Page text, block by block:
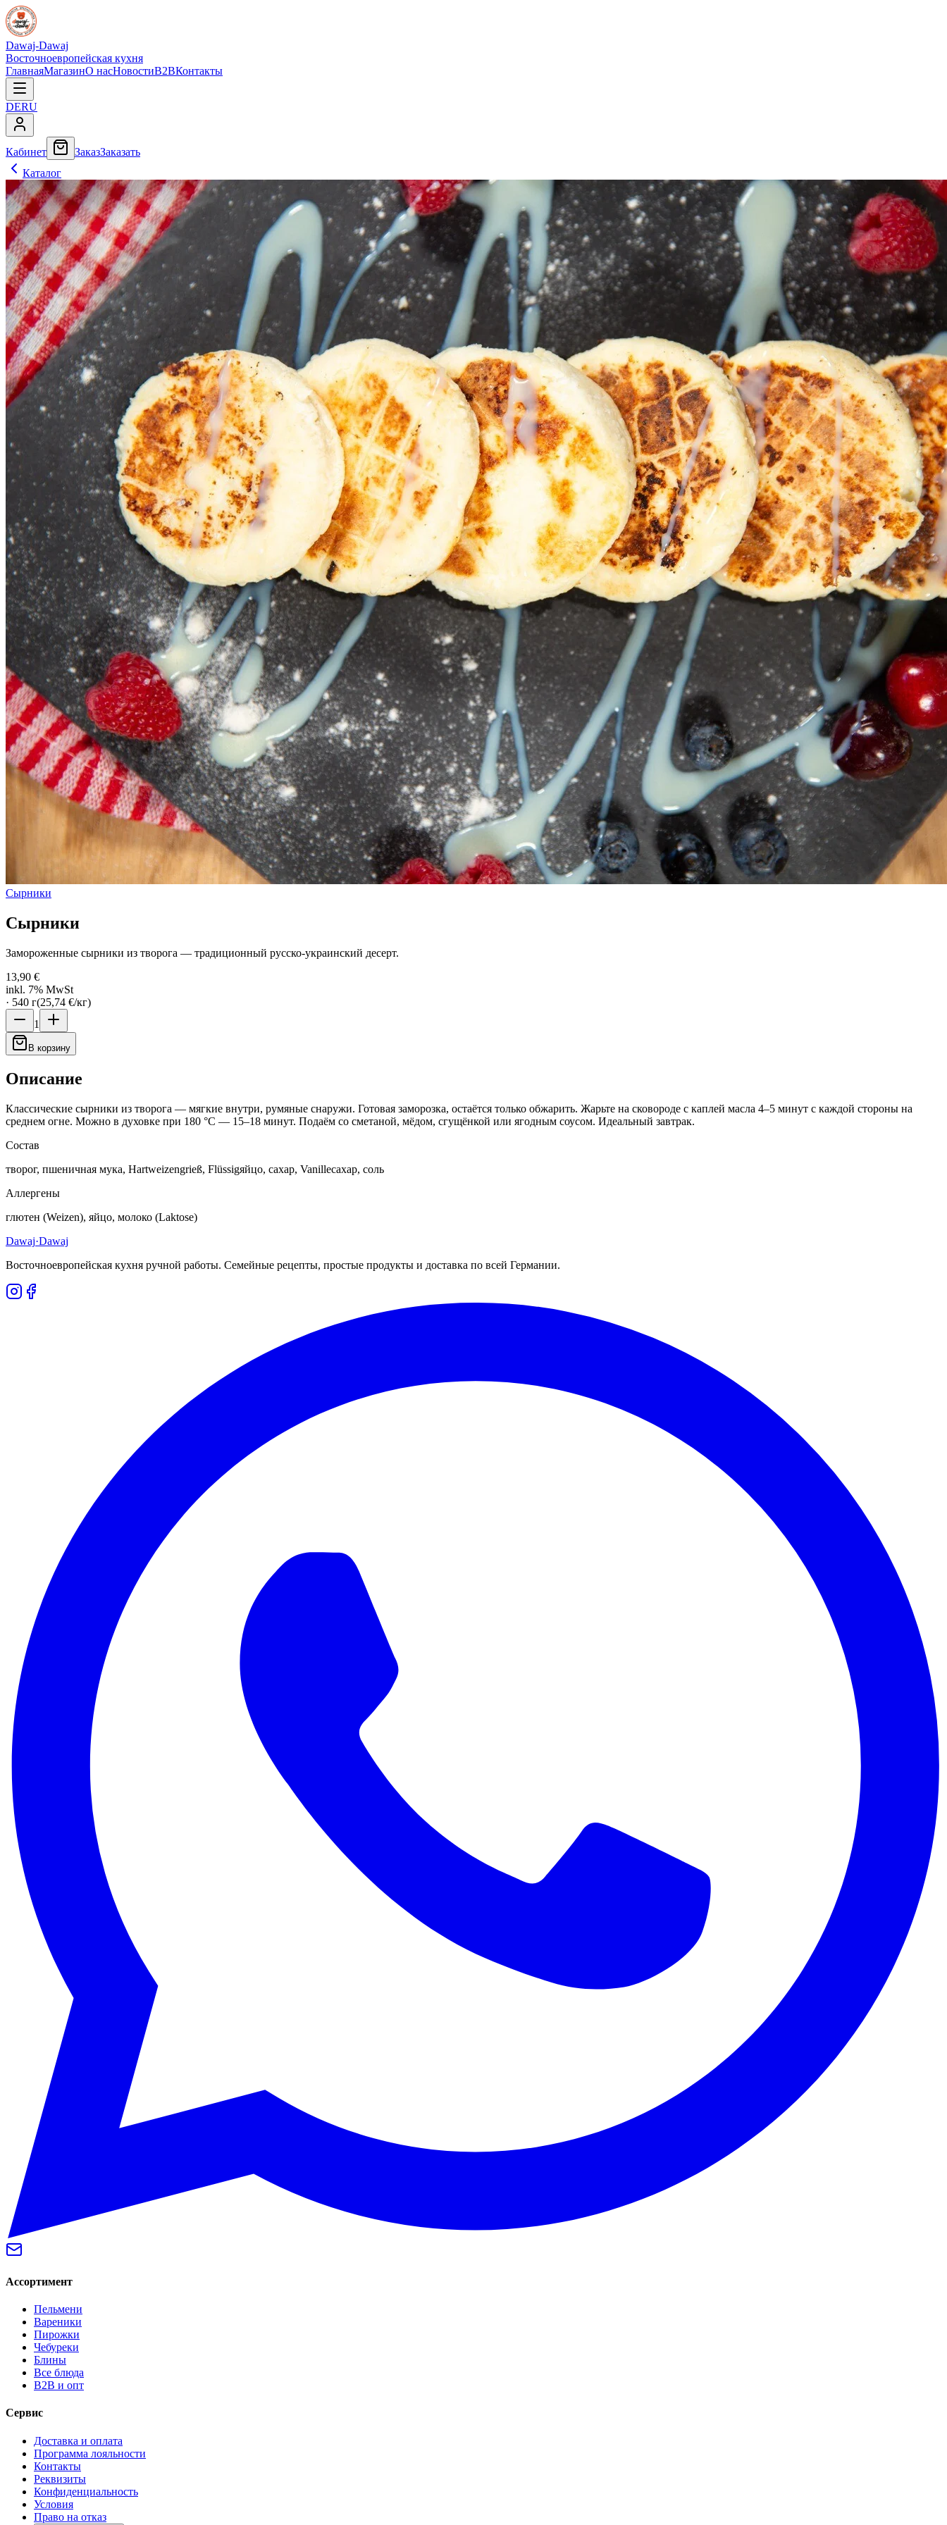
Dawaj-Dawaj
Восточноевропейская кухня
ГлавнаяМагазинО насНовостиB2BКонтакты
DERU
Кабинет ЗаказЗаказать
Каталог
Сырники
Сырники
Замороженные сырники из творога — традиционный русско-украинский десерт.
13,90 €
inkl. 7% MwSt
· 540 г(25,74 €/кг)
1
В корзину
Описание
Классические сырники из творога — мягкие внутри, румяные снаружи. Готовая заморозка, остаётся только обжарить. Жарьте на сковороде с каплей масла 4–5 минут с каждой стороны на
среднем огне. Можно в духовке при 180 °C — 15–18 минут. Подаём со сметаной, мёдом, сгущёнкой или ягодным соусом. Идеальный завтрак.
Состав
творог, пшеничная мука, Hartweizengrieß, Flüssigяйцо, сахар, Vanilleсахар, соль
Аллергены
глютен (Weizen), яйцо, молоко (Laktose)
Dawaj·Dawaj
Восточноевропейская кухня ручной работы. Семейные рецепты, простые продукты и доставка по всей Германии.
Ассортимент
Пельмени
Вареники
Пирожки
Чебуреки
Блины
Все блюда
B2B и опт
Сервис
Доставка и оплата
Программа лояльности
Контакты
Реквизиты
Конфиденциальность
Условия
Право на отказ